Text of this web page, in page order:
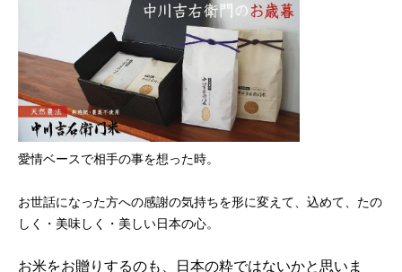
愛情ベースで相手の事を想った時。
お世話になった方への感謝の気持ちを形に変えて、込めて、たの
しく・美味しく・美しい日本の心。
お米をお贈りするのも、日本の粋ではないかと思いま